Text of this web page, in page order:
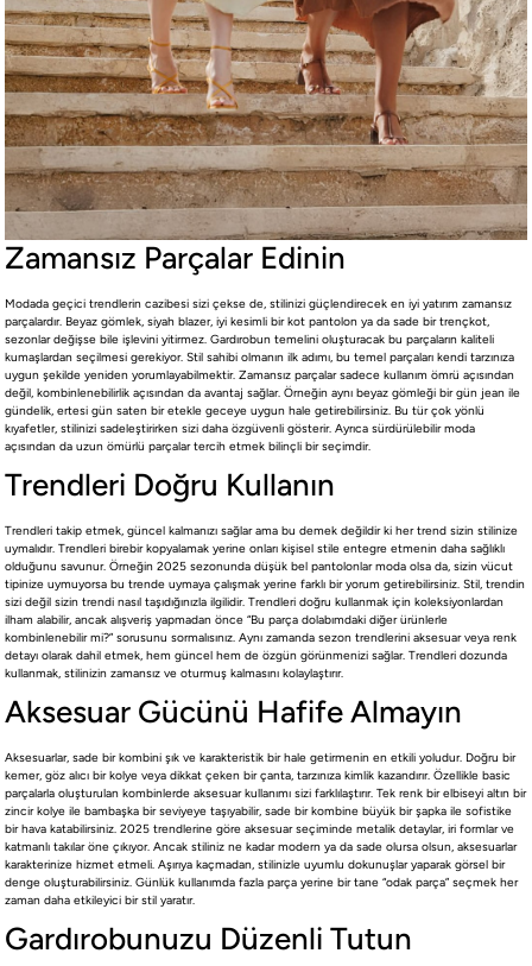
Zamansız Parçalar Edinin
Modada geçici trendlerin cazibesi sizi çekse de, stilinizi güçlendirecek en iyi yatırım zamansız
parçalardır. Beyaz gömlek, siyah blazer, iyi kesimli bir kot pantolon ya da sade bir trençkot,
sezonlar değişse bile işlevini yitirmez. Gardırobun temelini oluşturacak bu parçaların kaliteli
kumaşlardan seçilmesi gerekiyor. Stil sahibi olmanın ilk adımı, bu temel parçaları kendi tarzınıza
uygun şekilde yeniden yorumlayabilmektir. Zamansız parçalar sadece kullanım ömrü açısından
değil, kombinlenebilirlik açısından da avantaj sağlar. Örneğin aynı beyaz gömleği bir gün jean ile
gündelik, ertesi gün saten bir etekle geceye uygun hale getirebilirsiniz. Bu tür çok yönlü
kıyafetler, stilinizi sadeleştirirken sizi daha özgüvenli gösterir. Ayrıca sürdürülebilir moda
açısından da uzun ömürlü parçalar tercih etmek bilinçli bir seçimdir.
Trendleri Doğru Kullanın
Trendleri takip etmek, güncel kalmanızı sağlar ama bu demek değildir ki her trend sizin stilinize
uymalıdır. Trendleri birebir kopyalamak yerine onları kişisel stile entegre etmenin daha sağlıklı
olduğunu savunur. Örneğin 2025 sezonunda düşük bel pantolonlar moda olsa da, sizin vücut
tipinize uymuyorsa bu trende uymaya çalışmak yerine farklı bir yorum getirebilirsiniz. Stil, trendin
sizi değil sizin trendi nasıl taşıdığınızla ilgilidir. Trendleri doğru kullanmak için koleksiyonlardan
ilham alabilir, ancak alışveriş yapmadan önce “Bu parça dolabımdaki diğer ürünlerle
kombinlenebilir mi?” sorusunu sormalısınız. Aynı zamanda sezon trendlerini aksesuar veya renk
detayı olarak dahil etmek, hem güncel hem de özgün görünmenizi sağlar. Trendleri dozunda
kullanmak, stilinizin zamansız ve oturmuş kalmasını kolaylaştırır.
Aksesuar Gücünü Hafife Almayın
Aksesuarlar, sade bir kombini şık ve karakteristik bir hale getirmenin en etkili yoludur. Doğru bir
kemer, göz alıcı bir kolye veya dikkat çeken bir çanta, tarzınıza kimlik kazandırır. Özellikle basic
parçalarla oluşturulan kombinlerde aksesuar kullanımı sizi farklılaştırır. Tek renk bir elbiseyi altın bir
zincir kolye ile bambaşka bir seviyeye taşıyabilir, sade bir kombine büyük bir şapka ile sofistike
bir hava katabilirsiniz. 2025 trendlerine göre aksesuar seçiminde metalik detaylar, iri formlar ve
katmanlı takılar öne çıkıyor. Ancak stiliniz ne kadar modern ya da sade olursa olsun, aksesuarlar
karakterinize hizmet etmeli. Aşırıya kaçmadan, stilinizle uyumlu dokunuşlar yaparak görsel bir
denge oluşturabilirsiniz. Günlük kullanımda fazla parça yerine bir tane “odak parça” seçmek her
zaman daha etkileyici bir stil yaratır.
Gardırobunuzu Düzenli Tutun